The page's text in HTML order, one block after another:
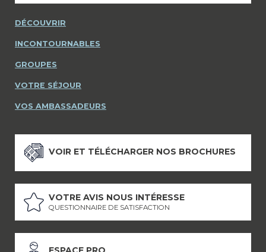
DÉCOUVRIR
INCONTOURNABLES
GROUPES
VOTRE SÉJOUR
VOS AMBASSADEURS
VOIR ET TÉLÉCHARGER NOS BROCHURES
VOTRE AVIS NOUS INTÉRESSE
QUESTIONNAIRE DE SATISFACTION